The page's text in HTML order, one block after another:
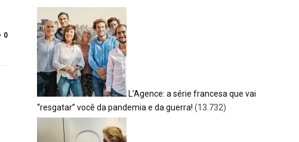
0
L’Agence: a série francesa que vai
“resgatar” você da pandemia e da guerra! (13.732)